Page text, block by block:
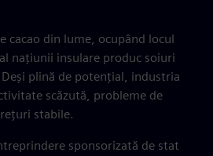
cacao din lume, ocupând locul
națiunii insulare produc soiuri
plină de potențial, industria
scăzută, probleme de
stabile.
sponsorizată de stat